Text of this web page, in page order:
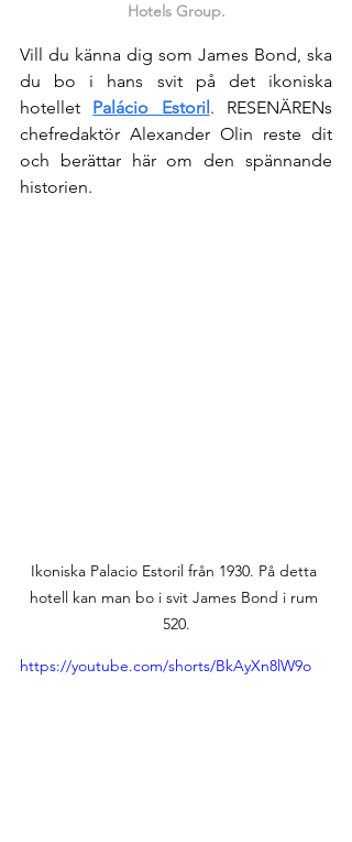
Hotels Group.
Vill du känna dig som James Bond, ska
du bo i hans svit på det ikoniska
hotellet Palácio Estoril. RESENÄRENs
chefredaktör Alexander Olin reste dit
och berättar här om den spännande
historien.
Ikoniska Palacio Estoril från 1930. På detta
hotell kan man bo i svit James Bond i rum
520.
https://youtube.com/shorts/BkAyXn8lW9o